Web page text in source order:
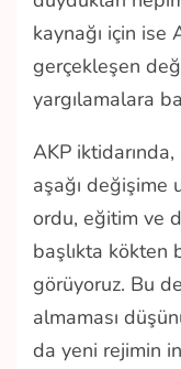
kaynağı için ise
gerçekleşen
yargılamalara
AKP
aşağı değişime
ordu, eğitim ve
başlıkta kökten
görüyoruz. Bu
almaması
da yeni rejimin